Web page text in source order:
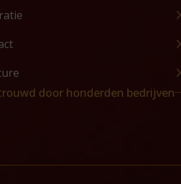
door honderden bedrijven